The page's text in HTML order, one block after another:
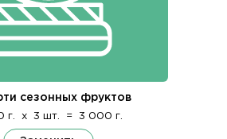
сезонных фруктов
г. x 3 шт. = 3 000 г.